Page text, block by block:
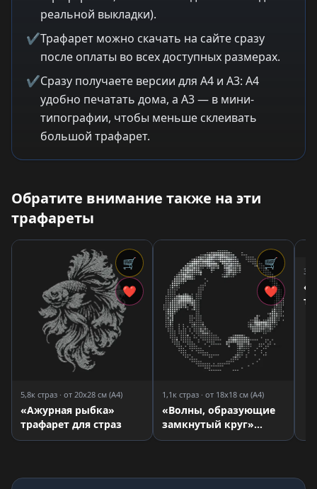
реальной выкладки).
✔Трафарет можно скачать на сайте сразу
после оплаты во всех доступных размерах.
✔Сразу получаете версии для A4 и A3: A4
удобно печатать дома, а A3 — в мини-
типографии, чтобы меньше склеивать
большой трафарет.
Обратите внимание также на эти
трафареты
🛒
❤
5,8к страз · от 20x28 см (A4)
«Ажурная рыбка»
трафарет для страз
🛒
❤
1,1к страз · от 18x18 см (A4)
«Волны, образующие
замкнутый круг»
трафарет для страз